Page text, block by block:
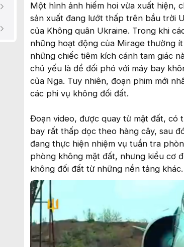
Một hình ảnh hiếm hoi vừa xuất hiện,
sản xuất đang lướt thấp trên bầu trời
của Không quân Ukraine. Trong khi
những hoạt động của Mirage thường
những chiếc tiêm kích cánh tam giác
chủ yếu là để đối phó với máy bay
của Nga. Tuy nhiên, đoạn phim mới
các phi vụ không đối đất.
Đoạn video, được quay từ mặt đất, có
bay rất thấp dọc theo hàng cây, sau
đang thực hiện nhiệm vụ tuần tra
phòng không mặt đất, nhưng kiểu cơ
không đối đất từ những nền tảng khác.